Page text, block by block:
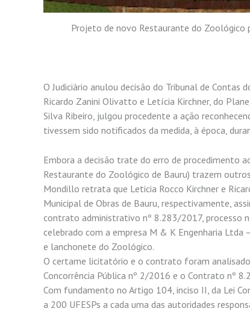
Projeto de novo Restaurante do Zoológico
O Judiciário anulou decisão do Tribunal de Contas
Ricardo Zanini Olivatto e Letícia Kirchner, do
Silva Ribeiro, julgou procedente a ação
tivessem sido notificados da medida, à época,
Embora a decisão trate do erro de procedimento
Restaurante do Zoológico de Bauru) trazem
Mondillo retrata que Leticia Rocco Kirchner e
Municipal de Obras de Bauru, respectivamente,
contrato administrativo nº 8.283/2017, processo
celebrado com a empresa M & K Engenharia
e lanchonete do Zoológico.
O certame licitatório e o contrato foram
Concorrência Pública nº 2/2016 e o Contrato nº
Com fundamento no Artigo 104, inciso II, da Lei
a 200 UFESPs a cada uma das autoridades